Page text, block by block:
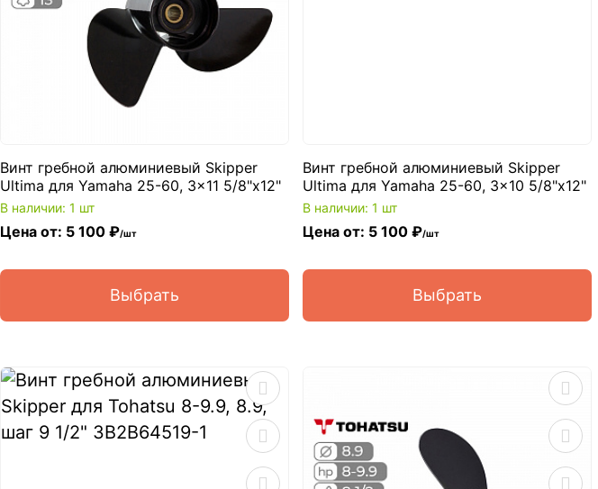
Винт гребной алюминиевый Skipper
Ultima для Yamaha 25-60, 3x11 5/8"x12"
В наличии: 1 шт
Цена от: 5 100 ₽/шт
Выбрать
Винт гребной алюминиевый Skipper
Ultima для Yamaha 25-60, 3x10 5/8"x12"
В наличии: 1 шт
Цена от: 5 100 ₽/шт
Выбрать